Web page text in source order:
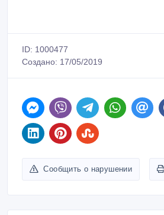
ID: 1000477
Создано: 17/05/2019
Сообщить о нарушении